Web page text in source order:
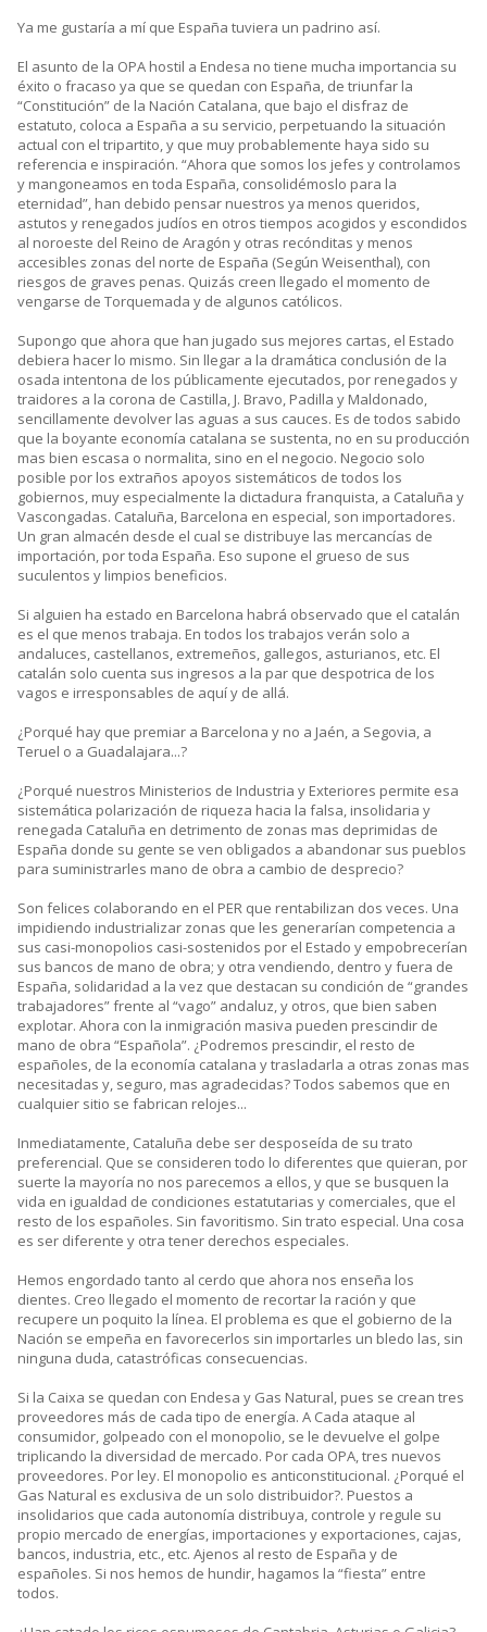
Ya me gustaría a mí que España tuviera un padrino así.
El asunto de la OPA hostil a Endesa no tiene mucha importancia su
éxito o fracaso ya que se quedan con España, de triunfar la
“Constitución” de la Nación Catalana, que bajo el disfraz de
estatuto, coloca a España a su servicio, perpetuando la situación
actual con el tripartito, y que muy probablemente haya sido su
referencia e inspiración. “Ahora que somos los jefes y controlamos
y mangoneamos en toda España, consolidémoslo para la
eternidad”, han debido pensar nuestros ya menos queridos,
astutos y renegados judíos en otros tiempos acogidos y escondidos
al noroeste del Reino de Aragón y otras recónditas y menos
accesibles zonas del norte de España (Según Weisenthal), con
riesgos de graves penas. Quizás creen llegado el momento de
vengarse de Torquemada y de algunos católicos.
Supongo que ahora que han jugado sus mejores cartas, el Estado
debiera hacer lo mismo. Sin llegar a la dramática conclusión de la
osada intentona de los públicamente ejecutados, por renegados y
traidores a la corona de Castilla, J. Bravo, Padilla y Maldonado,
sencillamente devolver las aguas a sus cauces. Es de todos sabido
que la boyante economía catalana se sustenta, no en su producción
mas bien escasa o normalita, sino en el negocio. Negocio solo
posible por los extraños apoyos sistemáticos de todos los
gobiernos, muy especialmente la dictadura franquista, a Cataluña y
Vascongadas. Cataluña, Barcelona en especial, son importadores.
Un gran almacén desde el cual se distribuye las mercancías de
importación, por toda España. Eso supone el grueso de sus
suculentos y limpios beneficios.
Si alguien ha estado en Barcelona habrá observado que el catalán
es el que menos trabaja. En todos los trabajos verán solo a
andaluces, castellanos, extremeños, gallegos, asturianos, etc. El
catalán solo cuenta sus ingresos a la par que despotrica de los
vagos e irresponsables de aquí y de allá.
¿Porqué hay que premiar a Barcelona y no a Jaén, a Segovia, a
Teruel o a Guadalajara...?
¿Porqué nuestros Ministerios de Industria y Exteriores permite esa
sistemática polarización de riqueza hacia la falsa, insolidaria y
renegada Cataluña en detrimento de zonas mas deprimidas de
España donde su gente se ven obligados a abandonar sus pueblos
para suministrarles mano de obra a cambio de desprecio?
Son felices colaborando en el PER que rentabilizan dos veces. Una
impidiendo industrializar zonas que les generarían competencia a
sus casi-monopolios casi-sostenidos por el Estado y empobrecerían
sus bancos de mano de obra; y otra vendiendo, dentro y fuera de
España, solidaridad a la vez que destacan su condición de “grandes
trabajadores” frente al “vago” andaluz, y otros, que bien saben
explotar. Ahora con la inmigración masiva pueden prescindir de
mano de obra “Española”. ¿Podremos prescindir, el resto de
españoles, de la economía catalana y trasladarla a otras zonas mas
necesitadas y, seguro, mas agradecidas? Todos sabemos que en
cualquier sitio se fabrican relojes...
Inmediatamente, Cataluña debe ser desposeída de su trato
preferencial. Que se consideren todo lo diferentes que quieran, por
suerte la mayoría no nos parecemos a ellos, y que se busquen la
vida en igualdad de condiciones estatutarias y comerciales, que el
resto de los españoles. Sin favoritismo. Sin trato especial. Una cosa
es ser diferente y otra tener derechos especiales.
Hemos engordado tanto al cerdo que ahora nos enseña los
dientes. Creo llegado el momento de recortar la ración y que
recupere un poquito la línea. El problema es que el gobierno de la
Nación se empeña en favorecerlos sin importarles un bledo las, sin
ninguna duda, catastróficas consecuencias.
Si la Caixa se quedan con Endesa y Gas Natural, pues se crean tres
proveedores más de cada tipo de energía. A Cada ataque al
consumidor, golpeado con el monopolio, se le devuelve el golpe
triplicando la diversidad de mercado. Por cada OPA, tres nuevos
proveedores. Por ley. El monopolio es anticonstitucional. ¿Porqué el
Gas Natural es exclusiva de un solo distribuidor?. Puestos a
insolidarios que cada autonomía distribuya, controle y regule su
propio mercado de energías, importaciones y exportaciones, cajas,
bancos, industria, etc., etc. Ajenos al resto de España y de
españoles. Si nos hemos de hundir, hagamos la “fiesta” entre
todos.